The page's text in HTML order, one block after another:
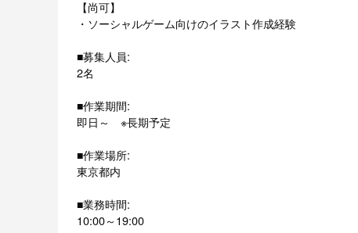
【尚可】
・ソーシャルゲーム向けのイラスト作成経験
■募集人員:
2名
■作業期間:
即日～ ※長期予定
■作業場所:
東京都内
■業務時間:
10:00～19:00